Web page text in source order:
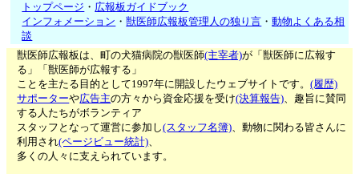
トップページ ・ 広報板ガイドブック
インフォメーション ・獣医師広報板管理人の独り言 ・動物よくある相
談
獣医師広報板は、町の犬猫病院の獣医師(主宰者)が「獣医師に広報す
る」「獣医師が広報する」
ことを主たる目的として1997年に開設したウェブサイトです。(履歴)
サポーターや広告主の方々から資金応援を受け(決算報告)、趣旨に賛同
する人たちがボランティア
スタッフとなって運営に参加し(スタッフ名簿)、動物に関わる皆さんに
利用され(ページビュー統計)、
多くの人々に支えられています。